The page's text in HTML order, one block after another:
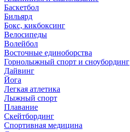
Баскетбол
Бильярд
Бокс, кикбоксинг
Велосипеды
Волейбол
Восточные единоборства
Горнолыжный спорт и сноубординг
Дайвинг
Йога
Легкая атлетика
Лыжный спорт
Плавание
Скейтбординг
Спортивная медицина